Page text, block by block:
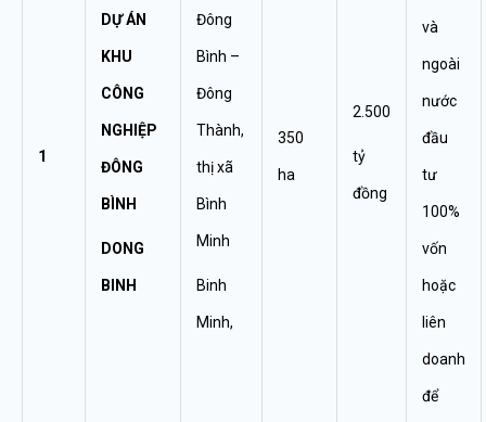
1
DỰ ÁN
KHU
CÔNG
NGHIỆP
ĐÔNG
BÌNH
DONG
BINH
Đông
Bình –
Đông
Thành,
thị xã
Bình
Minh
Binh
Minh,
350
ha
2.500
tỷ
đồng
và
ngoài
nước
đầu
tư
100%
vốn
hoặc
liên
doanh
để